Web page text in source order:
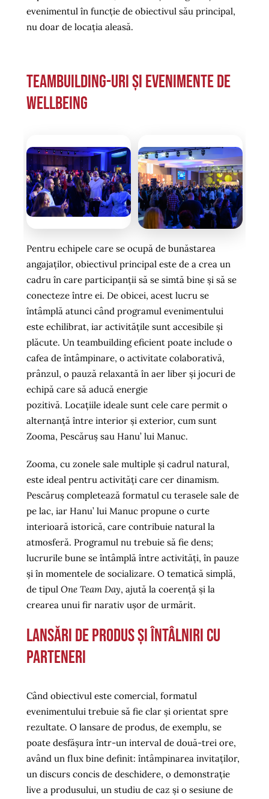
evenimentul în funcție de obiectivul său principal,
nu doar de locația aleasă.
Teambuilding-uri și evenimente de
wellbeing
Pentru echipele care se ocupă de bunăstarea
angajaților, obiectivul principal este de a crea un
cadru în care participanții să se simtă bine și să se
conecteze între ei. De obicei, acest lucru se
întâmplă atunci când programul evenimentului
este echilibrat, iar activitățile sunt accesibile și
plăcute. Un teambuilding eficient poate include o
cafea de întâmpinare, o activitate colaborativă,
prânzul, o pauză relaxantă în aer liber și jocuri de
echipă care să aducă energie
pozitivă. Locațiile ideale sunt cele care permit o
alternanță între interior și exterior, cum sunt
Zooma, Pescăruș sau Hanu’ lui Manuc.
Zooma, cu zonele sale multiple și cadrul natural,
este ideal pentru activități care cer dinamism.
Pescăruș completează formatul cu terasele sale de
pe lac, iar Hanu’ lui Manuc propune o curte
interioară istorică, care contribuie natural la
atmosferă. Programul nu trebuie să fie dens;
lucrurile bune se întâmplă între activități, în pauze
și în momentele de socializare. O tematică simplă,
de tipul One Team Day, ajută la coerență și la
crearea unui fir narativ ușor de urmărit.
Lansări de produs și întâlniri cu
parteneri
Când obiectivul este comercial, formatul
evenimentului trebuie să fie clar și orientat spre
rezultate. O lansare de produs, de exemplu, se
poate desfășura într-un interval de două-trei ore,
având un flux bine definit: întâmpinarea invitaților,
un discurs concis de deschidere, o demonstrație
live a produsului, un studiu de caz și o sesiune de